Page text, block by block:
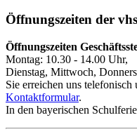
Öffnungszeiten der
Öffnungszeiten
Montag: 10.30 - 14.00 Uhr,
Dienstag, Mittwoch,
Sie erreichen uns
Kontaktformular.
In den bayerischen